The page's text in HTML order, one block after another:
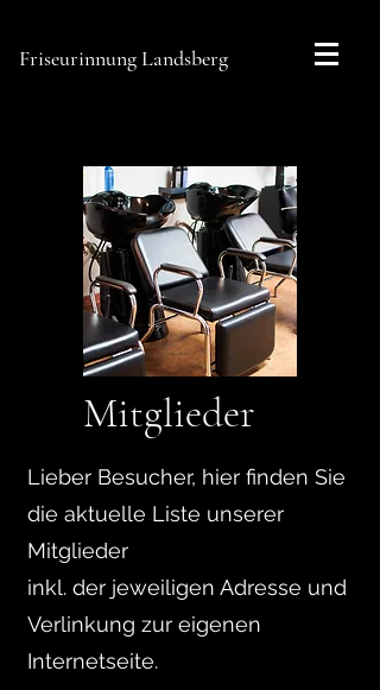
Friseurinnung Landsberg
Mitglieder
Lieber Besucher, hier finden Sie
die aktuelle Liste unserer
Mitglieder
inkl. der jeweiligen Adresse und
Verlinkung zur eigenen
Internetseite.